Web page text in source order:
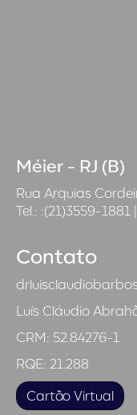
Méier - RJ (B)
Rua Arquias
Tel.: :(21)3559-
Contato
Luís Cláudio
CRM: 52.84276-1
RQE: 21.288
Cartão Virtual